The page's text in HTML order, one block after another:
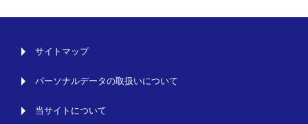
サイトマップ
パーソナルデータの取扱いについて
当サイトについて